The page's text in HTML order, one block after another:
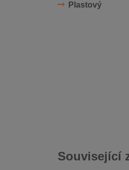
Plastový
Související